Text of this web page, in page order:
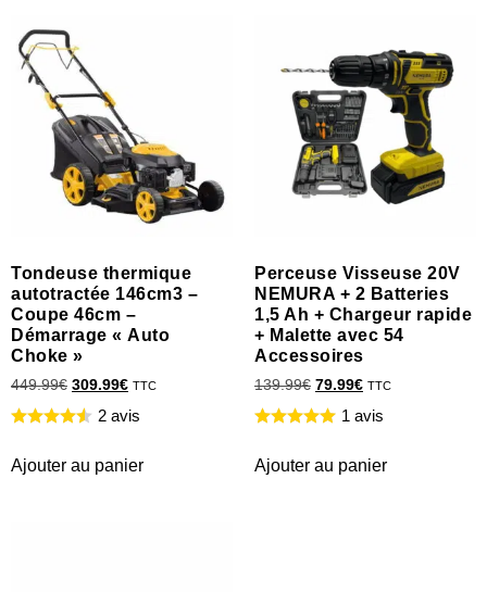
Tondeuse thermique
autotractée 146cm3 –
Coupe 46cm –
Démarrage « Auto
Choke »
449.99€ 309.99€ TTC
2 avis
Ajouter au panier
Perceuse Visseuse 20V
NEMURA + 2 Batteries
1,5 Ah + Chargeur rapide
+ Malette avec 54
Accessoires
139.99€ 79.99€ TTC
1 avis
Ajouter au panier